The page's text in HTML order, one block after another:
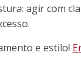
agir com
e estilo!